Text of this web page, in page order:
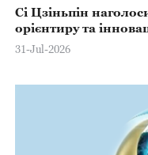
Сі Цзіньпін
орієнтиру та
31-Jul-2026